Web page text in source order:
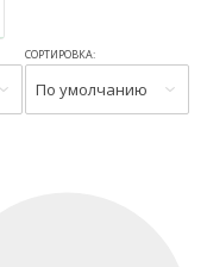
СОРТИРОВКА:
По умолчанию